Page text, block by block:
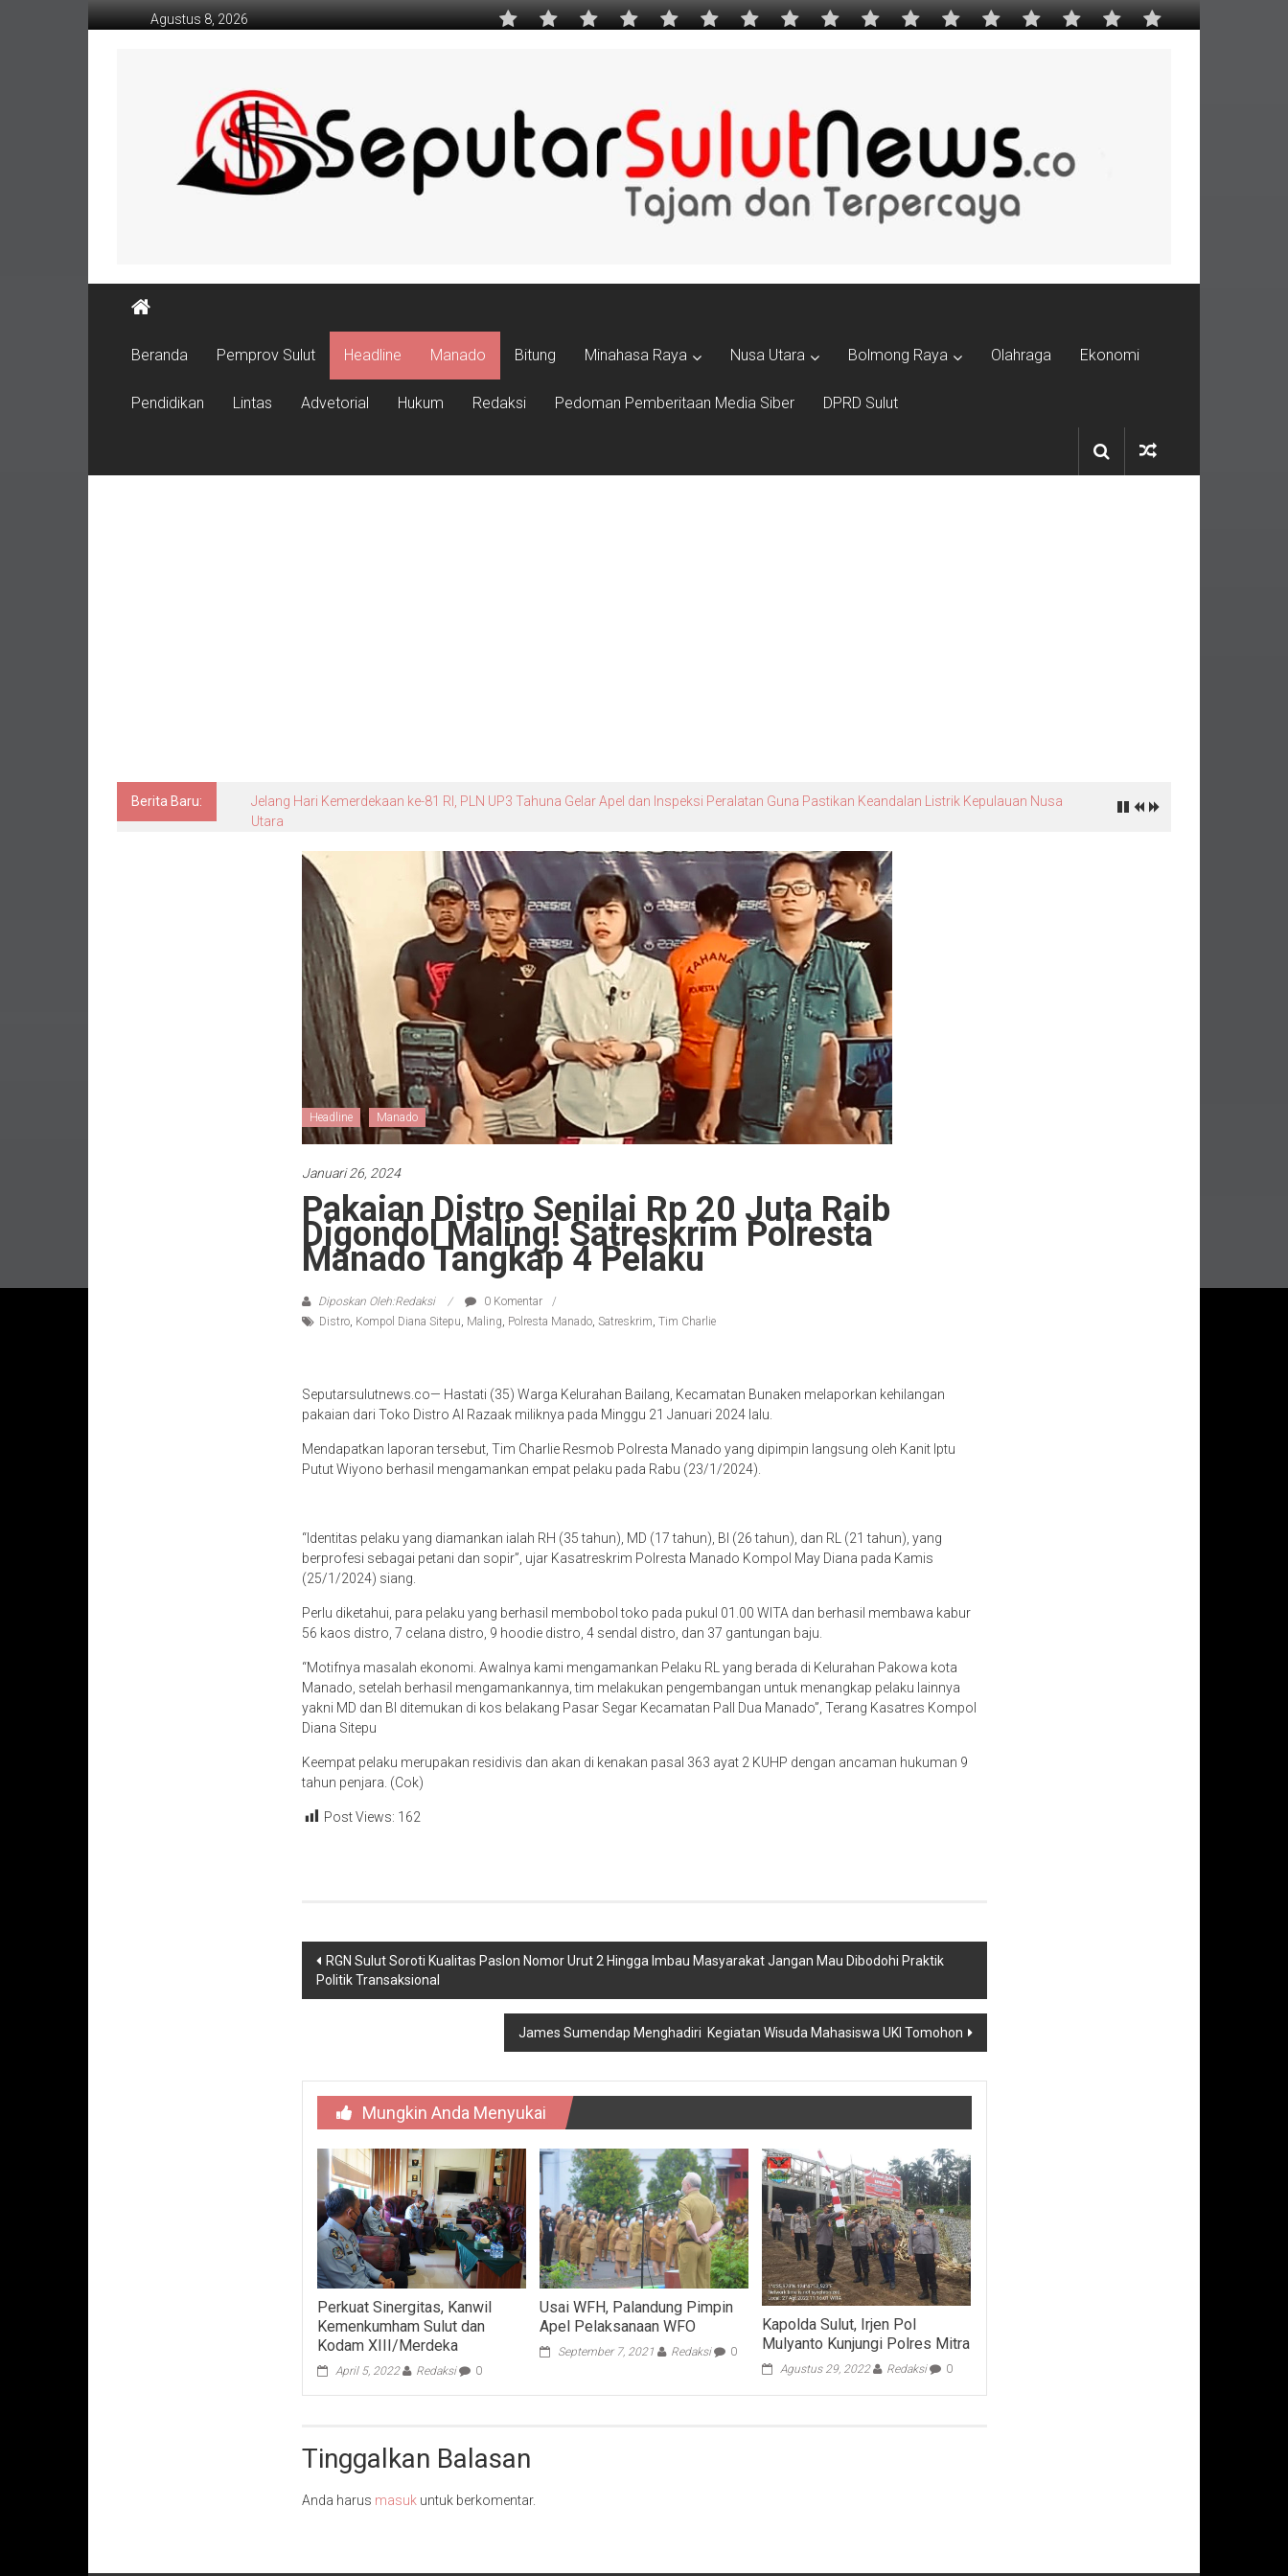
ke
Agustus 8, 2026
Beranda Pemprov Sulut Headline Manado Bitung Minahasa Raya Nusa Utara Bolmong Raya Olahraga Ekonomi
Pendidikan Lintas Advetorial Hukum Redaksi Pedoman Pemberitaan Media Siber DPRD Sulut
Berita Baru:
Jelang Hari Kemerdekaan ke-81 RI, PLN UP3 Tahuna Gelar Apel dan Inspeksi Peralatan Guna Pastikan Keandalan Listrik Kepulauan Nusa
Utara
Headline Manado
Januari 26, 2024
Pakaian Distro Senilai Rp 20 Juta Raib
Digondol Maling! Satreskrim Polresta
Manado Tangkap 4 Pelaku
Diposkan Oleh:Redaksi
0 Komentar
Distro, Kompol Diana Sitepu, Maling, Polresta Manado, Satreskrim, Tim Charlie
Seputarsulutnews.co— Hastati (35) Warga Kelurahan Bailang, Kecamatan Bunaken melaporkan kehilangan
pakaian dari Toko Distro Al Razaak miliknya pada Minggu 21 Januari 2024 lalu.
Mendapatkan laporan tersebut, Tim Charlie Resmob Polresta Manado yang dipimpin langsung oleh Kanit Iptu
Putut Wiyono berhasil mengamankan empat pelaku pada Rabu (23/1/2024).
“Identitas pelaku yang diamankan ialah RH (35 tahun), MD (17 tahun), BI (26 tahun), dan RL (21 tahun), yang
berprofesi sebagai petani dan sopir”, ujar Kasatreskrim Polresta Manado Kompol May Diana pada Kamis
(25/1/2024) siang.
Perlu diketahui, para pelaku yang berhasil membobol toko pada pukul 01.00 WITA dan berhasil membawa kabur
56 kaos distro, 7 celana distro, 9 hoodie distro, 4 sendal distro, dan 37 gantungan baju.
“Motifnya masalah ekonomi. Awalnya kami mengamankan Pelaku RL yang berada di Kelurahan Pakowa kota
Manado, setelah berhasil mengamankannya, tim melakukan pengembangan untuk menangkap pelaku lainnya
yakni MD dan BI ditemukan di kos belakang Pasar Segar Kecamatan Pall Dua Manado”, Terang Kasatres Kompol
Diana Sitepu
Keempat pelaku merupakan residivis dan akan di kenakan pasal 363 ayat 2 KUHP dengan ancaman hukuman 9
tahun penjara. (Cok)
Post Views: 162
Navigasi
pos
RGN Sulut Soroti Kualitas Paslon Nomor Urut 2 Hingga Imbau Masyarakat Jangan Mau Dibodohi Praktik
Politik Transaksional
James Sumendap Menghadiri Kegiatan Wisuda Mahasiswa UKI Tomohon
Mungkin Anda Menyukai
Perkuat Sinergitas, Kanwil
Kemenkumham Sulut dan
Kodam XIII/Merdeka
April 5, 2022 Redaksi 0
Usai WFH, Palandung Pimpin
Apel Pelaksanaan WFO
September 7, 2021 Redaksi 0
Kapolda Sulut, Irjen Pol
Mulyanto Kunjungi Polres Mitra
Agustus 29, 2022 Redaksi 0
Tinggalkan Balasan
Anda harus masuk untuk berkomentar.